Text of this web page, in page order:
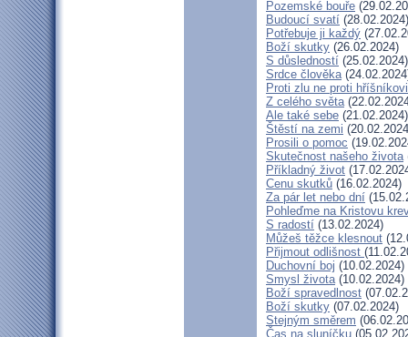
Pozemské bouře
Budoucí svatí (28.02.2024)
Potřebuje ji každý
Boží skutky (26.02.2024)
S důsledností (25.02.2024)
Srdce člověka
Proti zlu ne proti hříšníkovi
Z celého světa
Ale také sebe (21.02.2024)
Štěstí na zemi
Prosili o pomoc
Skutečnost našeho života
Příkladný život
Cenu skutků (16.02.2024)
Za pár let nebo dní
Pohleďme na Kristovu
S radostí (13.02.2024)
Můžeš těžce klesnout
Přijmout odlišnost
Duchovní boj (10.02.2024)
Smysl života(10.02.2024)
Boží spravedlnost
Boží skutky (07.02.2024)
Stejným směrem
Čas na sluníčku